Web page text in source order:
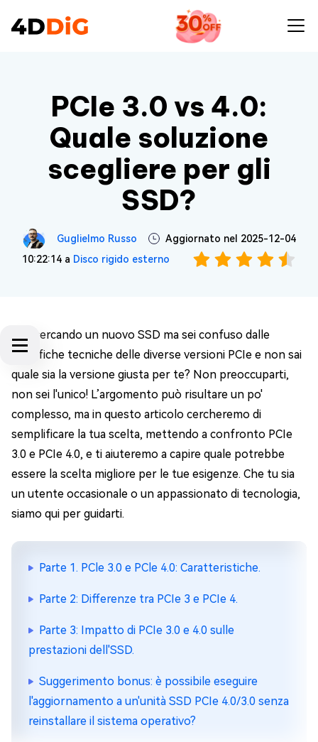
PCIe 3.0 vs 4.0:
Quale soluzione
scegliere per gli
SSD?
Guglielmo Russo
Aggiornato nel 2025-12-04
10:22:14 a Disco rigido esterno
Stai cercando un nuovo SSD ma sei confuso dalle
specifiche tecniche delle diverse versioni PCIe e non sai
quale sia la versione giusta per te? Non preoccuparti,
non sei l'unico! L’argomento può risultare un po'
complesso, ma in questo articolo cercheremo di
semplificare la tua scelta, mettendo a confronto PCIe
3.0 e PCIe 4.0, e ti aiuteremo a capire quale potrebbe
essere la scelta migliore per le tue esigenze. Che tu sia
un utente occasionale o un appassionato di tecnologia,
siamo qui per guidarti.
Parte 1. PCle 3.0 e PCle 4.0: Caratteristiche.
Parte 2: Differenze tra PCIe 3 e PCIe 4.
Parte 3: Impatto di PCIe 3.0 e 4.0 sulle
prestazioni dell'SSD.
Suggerimento bonus: è possibile eseguire
l'aggiornamento a un'unità SSD PCIe 4.0/3.0 senza
reinstallare il sistema operativo?